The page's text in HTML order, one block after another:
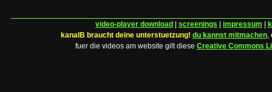
video-player download screenings impressum
kanalB braucht deine unterstuetzung! du kannst mitmachen,
fuer die videos am website gilt diese Creative Commons